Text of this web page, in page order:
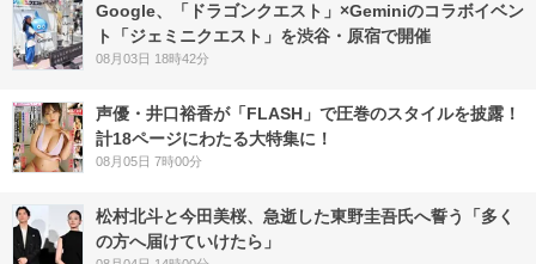
Google、「ドラゴンクエスト」×Geminiのコラボイベン
ト「ジェミニクエスト」を渋谷・原宿で開催
08月03日 18時42分
声優・井口裕香が「FLASH」で圧巻のスタイルを披露！
計18ページにわたる大特集に！
08月05日 7時00分
松村北斗と今田美桜、急逝した東野圭吾氏へ誓う「多く
の方へ届けていけたら」